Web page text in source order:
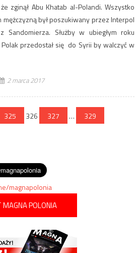
zginął Abu Khatab al-Polandi. Wszystko
mężczyzną był poszukiwany przez Interpol
Sandomierza. Służby w ubiegłym roku
Polak przedostał się do Syrii by walczyć w
2 marca 2017
325 326 327 …
329
magnapolonia
MAGNA POLONIA